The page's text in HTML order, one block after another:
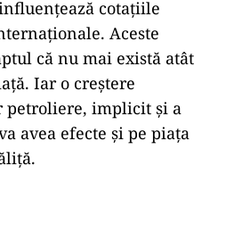
cotațiile
Aceste
că nu mai există atât
Iar o creștere
petroliere, implicit și a
avea efecte și pe piața